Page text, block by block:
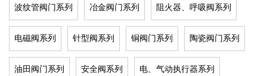
波纹管阀门系列 冶金阀门系列 阻火器、呼吸阀系列
电磁阀系列 针型阀系列 铜阀门系列 陶瓷阀门系列
油田阀门系列 安全阀系列 电、气动执行器系列